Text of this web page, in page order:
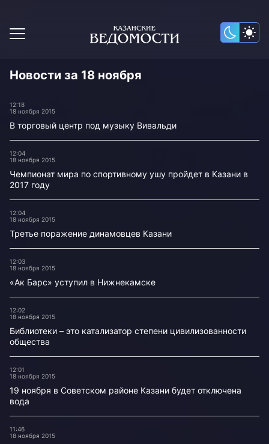
Новости за 18 ноября
12:18
18 ноября 2015
В торговый центр под музыку Вивальди
12:04
18 ноября 2015
Чемпионат мира по спортивному ушу пройдет в Казани в
2017 году
12:04
18 ноября 2015
Третье поражение динамовцев Казани
12:03
18 ноября 2015
«Ак Барс» уступил в Нижнекамске
12:02
18 ноября 2015
Библиотеки – это катализатор степени цивилизованности
общества
12:01
18 ноября 2015
19 ноября в Советском районе Казани будет отключена
вода
11:46
18 ноября 2015